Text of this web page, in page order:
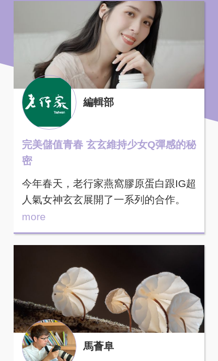
編輯部
完美儲值青春 玄玄維持少女Q彈感的秘
密
今年春天，老行家燕窩膠原蛋白跟IG超
人氣女神玄玄展開了一系列的合作。
more
馬薈阜